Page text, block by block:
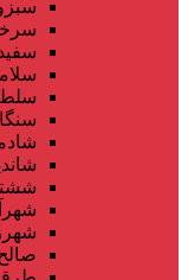
صالح